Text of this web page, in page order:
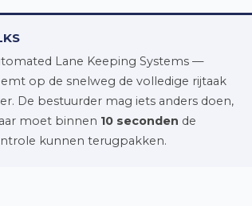
Lane Keeping Systems —
op de snelweg de volledige rijtaak
De bestuurder mag iets anders doen,
moet binnen 10 seconden de
kunnen terugpakken.